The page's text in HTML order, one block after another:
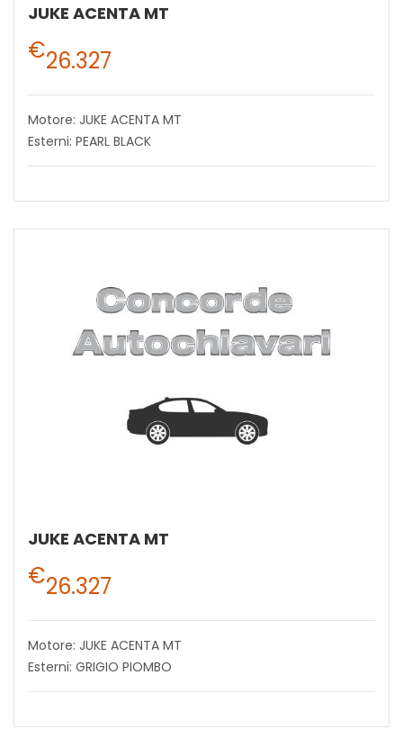
JUKE ACENTA MT
€26.327
Motore: JUKE ACENTA MT
Esterni: PEARL BLACK
JUKE ACENTA MT
€26.327
Motore: JUKE ACENTA MT
Esterni: GRIGIO PIOMBO